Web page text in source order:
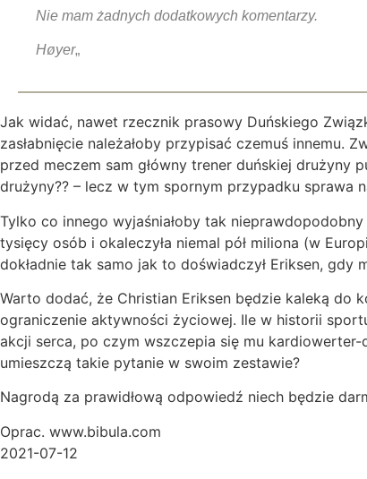
Nie mam żadnych dodatkowych komentarzy.
Høyer„
Jak widać, nawet rzecznik prasowy Duńskiego
zasłabnięcie należałoby przypisać czemuś innemu.
przed meczem sam główny trener duńskiej drużyny
drużyny?? – lecz w tym spornym przypadku sprawa
Tylko co innego wyjaśniałoby tak
tysięcy osób i okaleczyła niemal pół miliona (w
dokładnie tak samo jak to doświadczył Eriksen, gdy
Warto dodać, że Christian Eriksen będzie kaleką do
ograniczenie aktywności życiowej. Ile w historii
akcji serca, po czym wszczepia się mu
umieszczą takie pytanie w swoim zestawie?
Nagrodą za prawidłową odpowiedź niech będzie
Oprac. www.bibula.com
2021-07-12